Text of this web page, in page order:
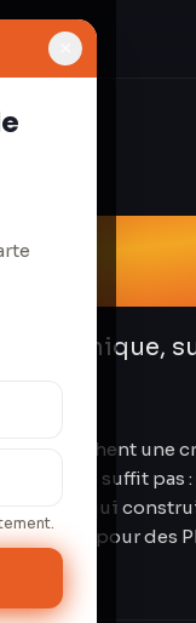
&
graphique,
affichent une
seul ne suffit pas
— qui
pour des